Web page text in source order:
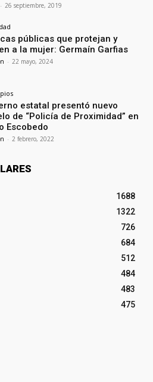
- 26 septiembre, 2019
públicas que protejan y
a la mujer: Germaín Garfias
- 22 mayo, 2024
estatal presentó nuevo
de “Policía de Proximidad” en
Escobedo
- 2 febrero, 2022
1688
1322
726
684
512
484
483
475